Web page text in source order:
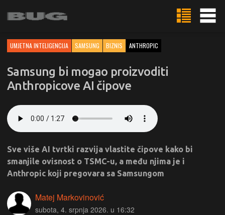
UMJETNA INTELIGENCIJA SAMSUNG BIZNIS ANTHROPIC
Samsung bi mogao proizvoditi
Anthropicove AI čipove
Sve više AI tvrtki razvija vlastite čipove kako bi
smanjile ovisnost o TSMC-u, a među njima je i
Anthropic koji pregovara sa Samsungom
Matej Markovinović
subota, 4. srpnja 2026. u 16:32